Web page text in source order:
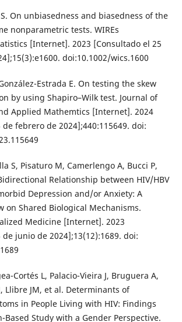
On unbiasedness and biasedness of the
nonparametric tests. WIREs
[Internet]. 2023 [Consultado el 25
doi:10.1002/wics.1600
Estrada E. On testing the skew
by using Shapiro–Wilk test. Journal of
Applied Mathemtics [Internet]. 2024
febrero de 2024];440:115649. doi:
S, Pisaturo M, Camerlengo A, Bucci P,
Relationship between HIV/HBV
Depression and/or Anxiety: A
on Shared Biological Mechanisms.
Medicine [Internet]. 2023
junio de 2024];13(12):1689. doi:
Cortés L, Palacio-Vieira J, Bruguera A,
Llibre JM, et al. Determinants of
in People Living with HIV: Findings
Based Study with a Gender Perspective.